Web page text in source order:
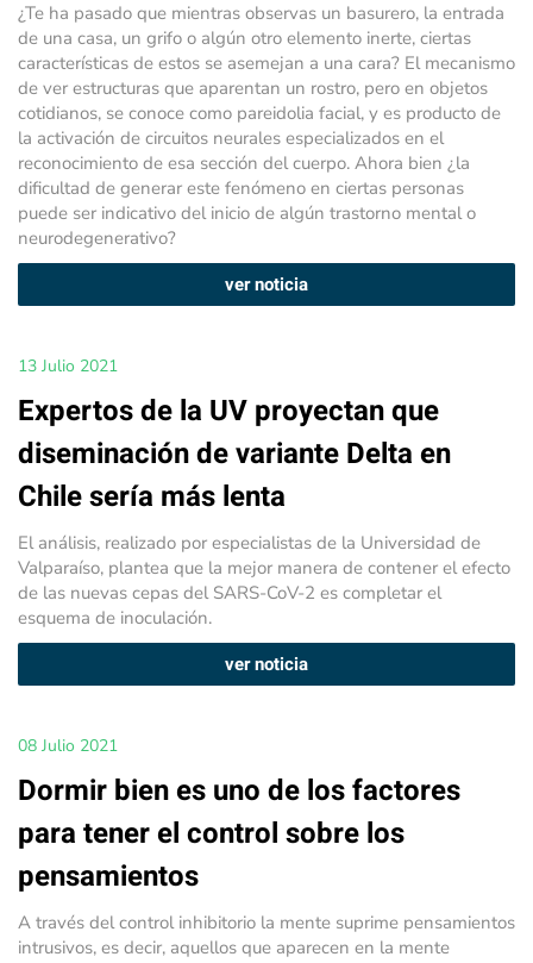
¿Te ha pasado que mientras observas un basurero, la entrada
de una casa, un grifo o algún otro elemento inerte, ciertas
características de estos se asemejan a una cara? El mecanismo
de ver estructuras que aparentan un rostro, pero en objetos
cotidianos, se conoce como pareidolia facial, y es producto de
la activación de circuitos neurales especializados en el
reconocimiento de esa sección del cuerpo. Ahora bien ¿la
dificultad de generar este fenómeno en ciertas personas
puede ser indicativo del inicio de algún trastorno mental o
neurodegenerativo?
ver noticia
13 Julio 2021
Expertos de la UV proyectan que
diseminación de variante Delta en
Chile sería más lenta
El análisis, realizado por especialistas de la Universidad de
Valparaíso, plantea que la mejor manera de contener el efecto
de las nuevas cepas del SARS-CoV-2 es completar el
esquema de inoculación.
ver noticia
08 Julio 2021
Dormir bien es uno de los factores
para tener el control sobre los
pensamientos
A través del control inhibitorio la mente suprime pensamientos
intrusivos, es decir, aquellos que aparecen en la mente